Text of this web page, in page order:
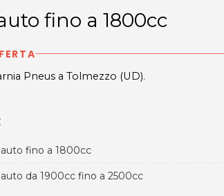
fino a 1800cc
Pneus a Tolmezzo (UD).
auto fino a 1800cc
auto da 1900cc fino a 2500cc